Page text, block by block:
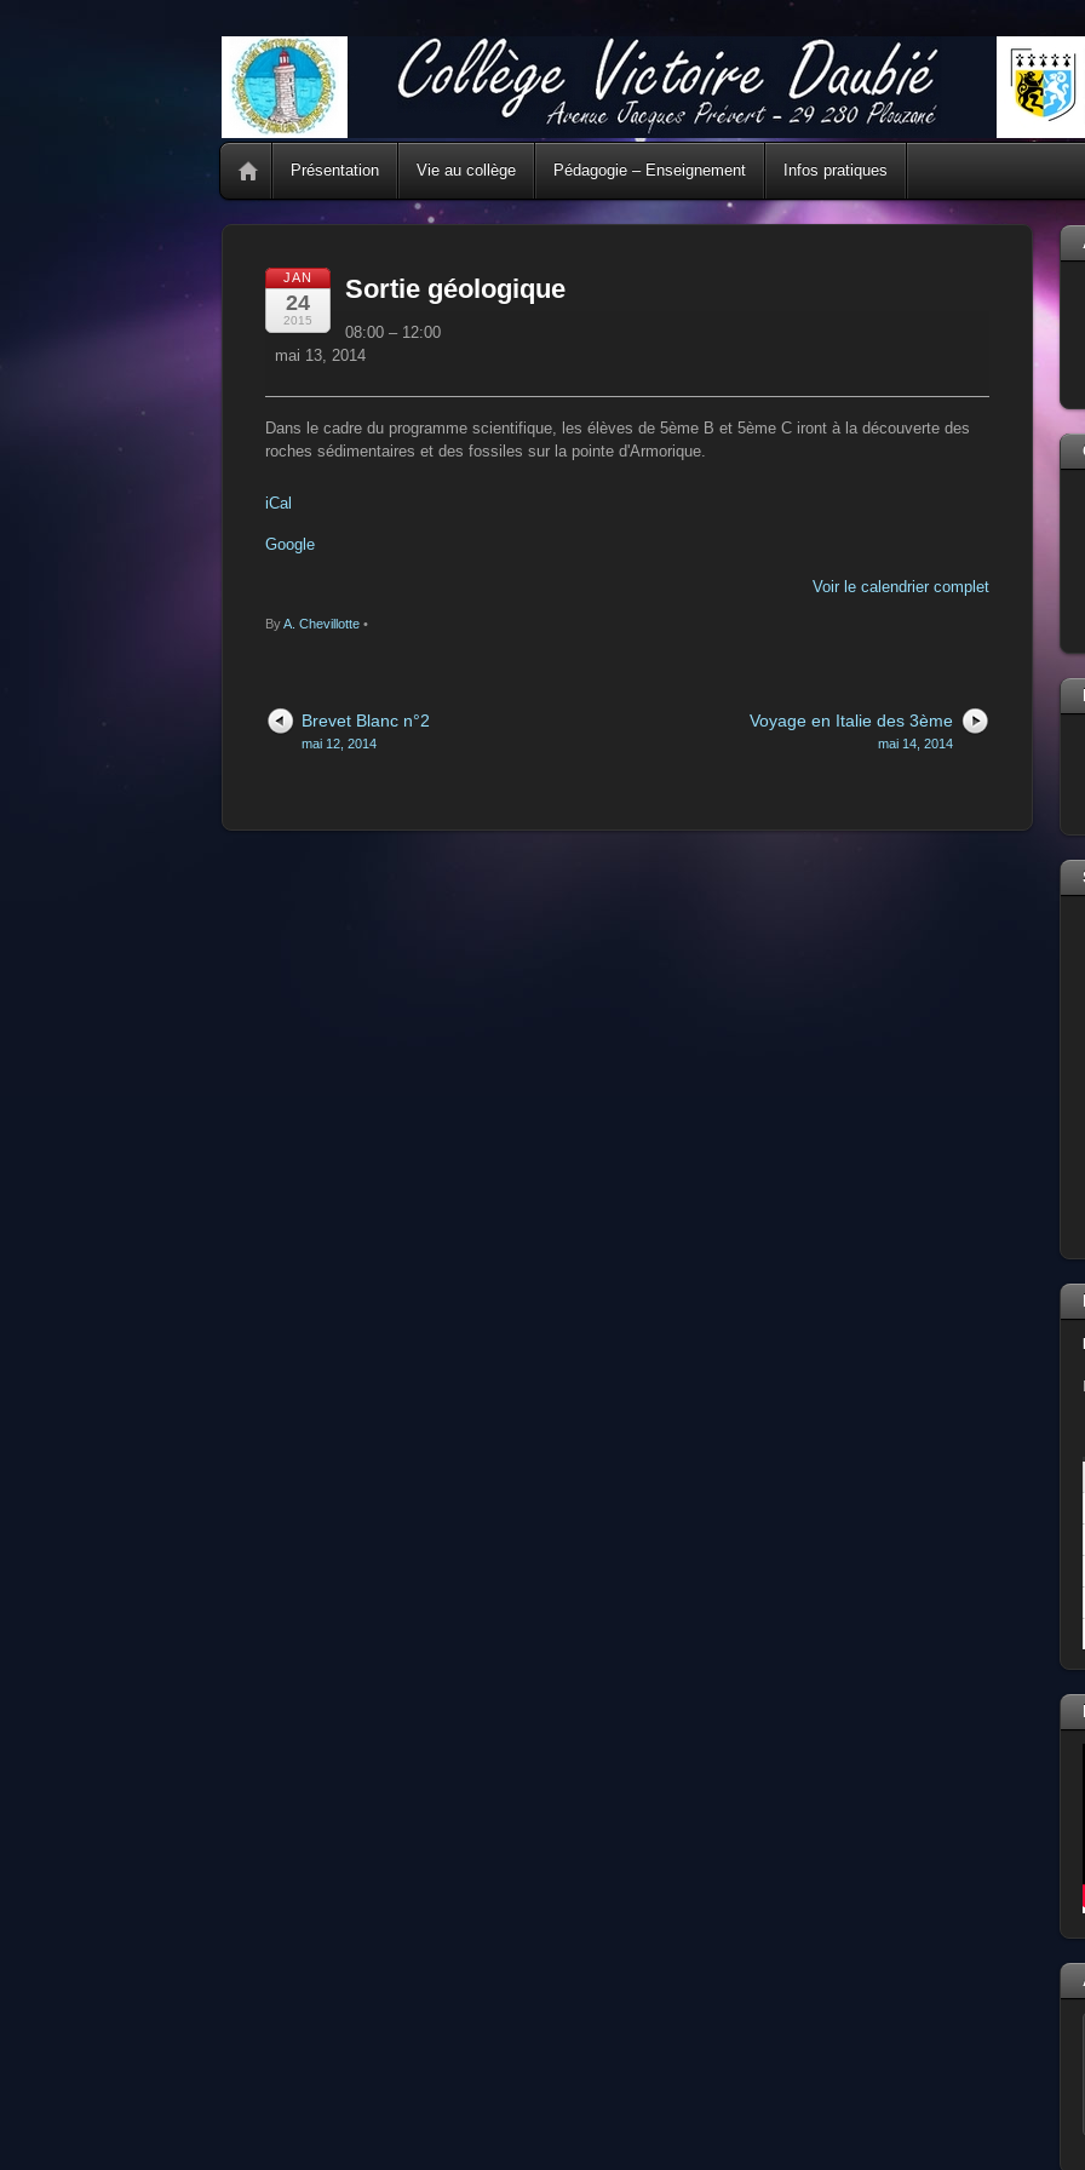
Présentation Vie au collège Pédagogie – Enseignement Infos pratiques
JAN
24
2015
Sortie géologique
Sortie
géologique
08:00 – 12:00
mai 13, 2014
Dans le cadre du programme scientifique, les élèves de 5ème B et 5ème C iront à la découverte des
roches sédimentaires et des fossiles sur la pointe d'Armorique.
iCal
Google
Voir le calendrier complet
ByA. Chevillotte •
Brevet Blanc n°2
mai 12, 2014
Voyage en Italie des 3ème
mai 14, 2014